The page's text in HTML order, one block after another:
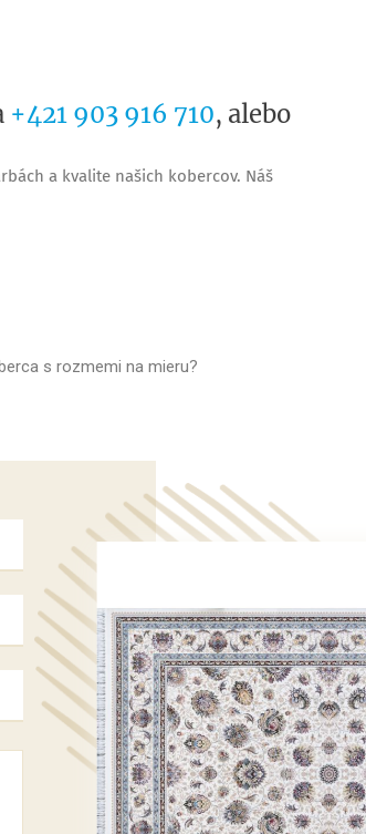
+421 903 916 710, alebo
a kvalite našich kobercov. Náš
s rozmemi na mieru?